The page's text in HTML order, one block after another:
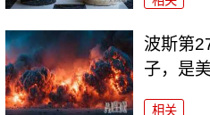
波斯第
子，是
相关